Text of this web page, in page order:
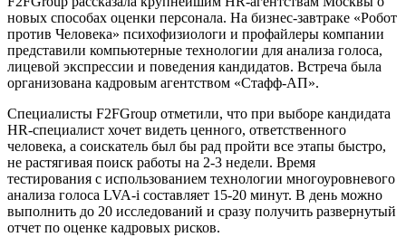
новых способах оценки персонала. На бизнес-завтраке «Робот
против Человека» психофизиологи и профайлеры компании
представили компьютерные технологии для анализа голоса,
лицевой экспрессии и поведения кандидатов. Встреча была
организована кадровым агентством «Стафф-АП».
Специалисты F2FGroup отметили, что при выборе кандидата
HR-специалист хочет видеть ценного, ответственного
человека, а соискатель был бы рад пройти все этапы быстро,
не растягивая поиск работы на 2-3 недели. Время
тестирования с использованием технологии многоуровневого
анализа голоса LVA-i составляет 15-20 минут. В день можно
выполнить до 20 исследований и сразу получить развернутый
отчет по оценке кадровых рисков.